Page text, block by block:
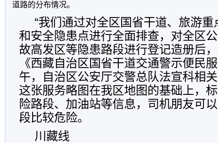
道路的分布情况。
“我们通过对全区国省干道、旅游
和安全隐患点进行全面排查，对全区
故高发区等隐患路段进行登记造册后
《西藏自治区国省干道交通警示便民
午，自治区公安厅交警总队法宣科相
这张服务略图在我区地图的基础上，
险路段、加油站等信息，司机朋友可
段比较危险。
川藏线